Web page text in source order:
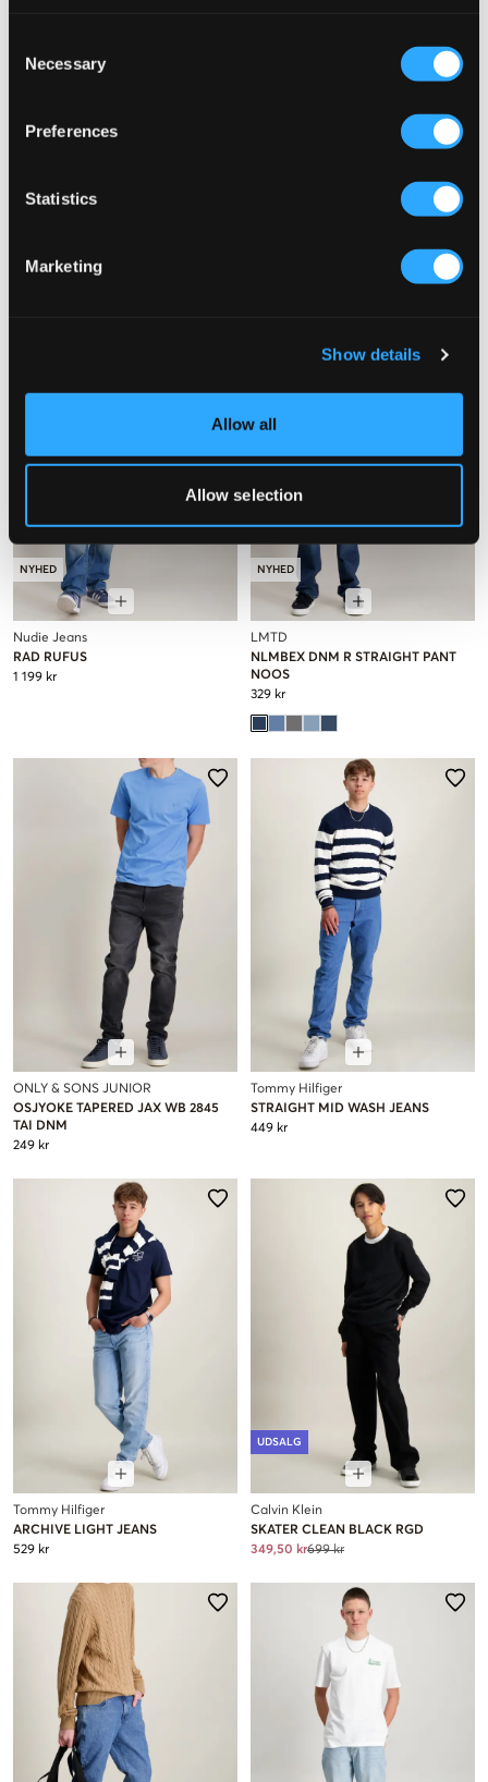
Selection
Necessary
Preferences
Statistics
Marketing
Show details
Allow all
Allow selection
599 kr
ARCHIVE VINTAGE DARK JEANS
NYHED
Nudie Jeans
RAD RUFUS
1 199 kr
NYHED
LMTD
NLMBEX DNM R STRAIGHT PANT
NOOS
329 kr
ONLY & SONS JUNIOR
OSJYOKE TAPERED JAX WB 2845
TAI DNM
249 kr
Tommy Hilfiger
STRAIGHT MID WASH JEANS
449 kr
Tommy Hilfiger
ARCHIVE LIGHT JEANS
529 kr
UDSALG
Calvin Klein
SKATER CLEAN BLACK RGD
349,50 kr699 kr